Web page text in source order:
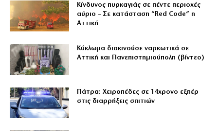
Κίνδυνος πυρκαγιάς σε πέντε περιοχές
αύριο – Σε κατάσταση “Red Code” η
Αττική
Κύκλωμα διακινούσε ναρκωτικά σε
Αττική και Πανεπιστημιούπολη (βίντεο)
Πάτρα: Χειροπέδες σε 14χρονο εξπέρ
στις διαρρήξεις σπιτιών